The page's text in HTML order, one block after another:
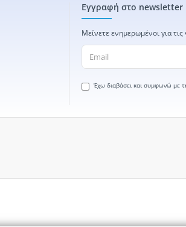
Εγγραφή στο newsletter
Μείνετε ενημερωμένοι για
Έχω διαβάσει και συμφωνώ με